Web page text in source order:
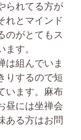
られてる方が
れとマインド
のがとてもス
ます。
は組んでいま
りするので短
います。麻布
昼には坐禅会
ある方はお問